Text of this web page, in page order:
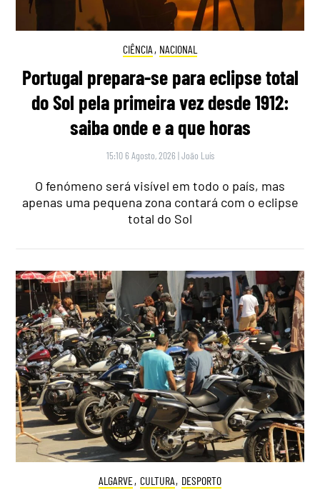
CIÊNCIA , NACIONAL
Portugal prepara-se para eclipse total
do Sol pela primeira vez desde 1912:
saiba onde e a que horas
15:10 6 Agosto, 2026 |João Luís
O fenómeno será visível em todo o país, mas
apenas uma pequena zona contará com o eclipse
total do Sol
ALGARVE, CULTURA, DESPORTO